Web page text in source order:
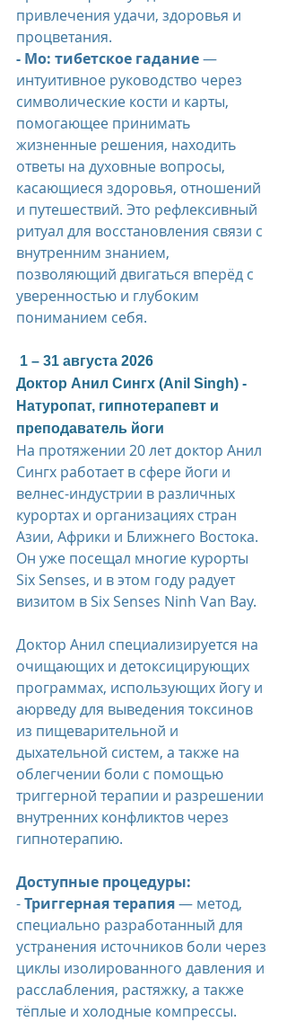
привлечения удачи, здоровья и
процветания.
- Мо: тибетское гадание —
интуитивное руководство через
символические кости и карты,
помогающее принимать
жизненные решения, находить
ответы на духовные вопросы,
касающиеся здоровья, отношений
и путешествий. Это рефлексивный
ритуал для восстановления связи с
внутренним знанием,
позволяющий двигаться вперёд с
уверенностью и глубоким
пониманием себя.
1 – 31 августа 2026
Доктор Анил Сингх (Anil Singh) -
Натуропат, гипнотерапевт и
преподаватель йоги
На протяжении 20 лет доктор Анил
Сингх работает в сфере йоги и
велнес-индустрии в различных
курортах и организациях стран
Азии, Африки и Ближнего Востока.
Он уже посещал многие курорты
Six Senses, и в этом году радует
визитом в Six Senses Ninh Van Bay.
Доктор Анил специализируется на
очищающих и детоксицирующих
программах, использующих йогу и
аюрведу для выведения токсинов
из пищеварительной и
дыхательной систем, а также на
облегчении боли с помощью
триггерной терапии и разрешении
внутренних конфликтов через
гипнотерапию.
Доступные процедуры:
- Триггерная терапия — метод,
специально разработанный для
устранения источников боли через
циклы изолированного давления и
расслабления, растяжку, а также
тёплые и холодные компрессы.